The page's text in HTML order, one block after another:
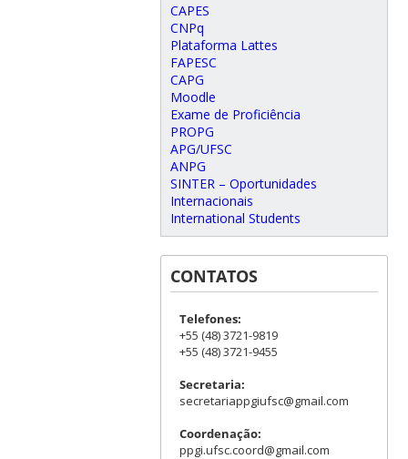
CAPES
CNPq
Plataforma Lattes
FAPESC
CAPG
Moodle
Exame de Proficiência
PROPG
APG/UFSC
ANPG
SINTER – Oportunidades
Internacionais
International Students
CONTATOS
Telefones:
+55 (48) 3721-9819
+55 (48) 3721-9455
Secretaria:
secretariappgiufsc@gmail.com
Coordenação:
ppgi.ufsc.coord@gmail.com